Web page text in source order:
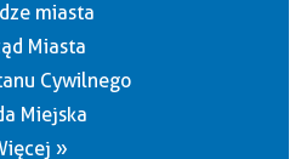
miasta
Miasta
Cywilnego
Miejska
»